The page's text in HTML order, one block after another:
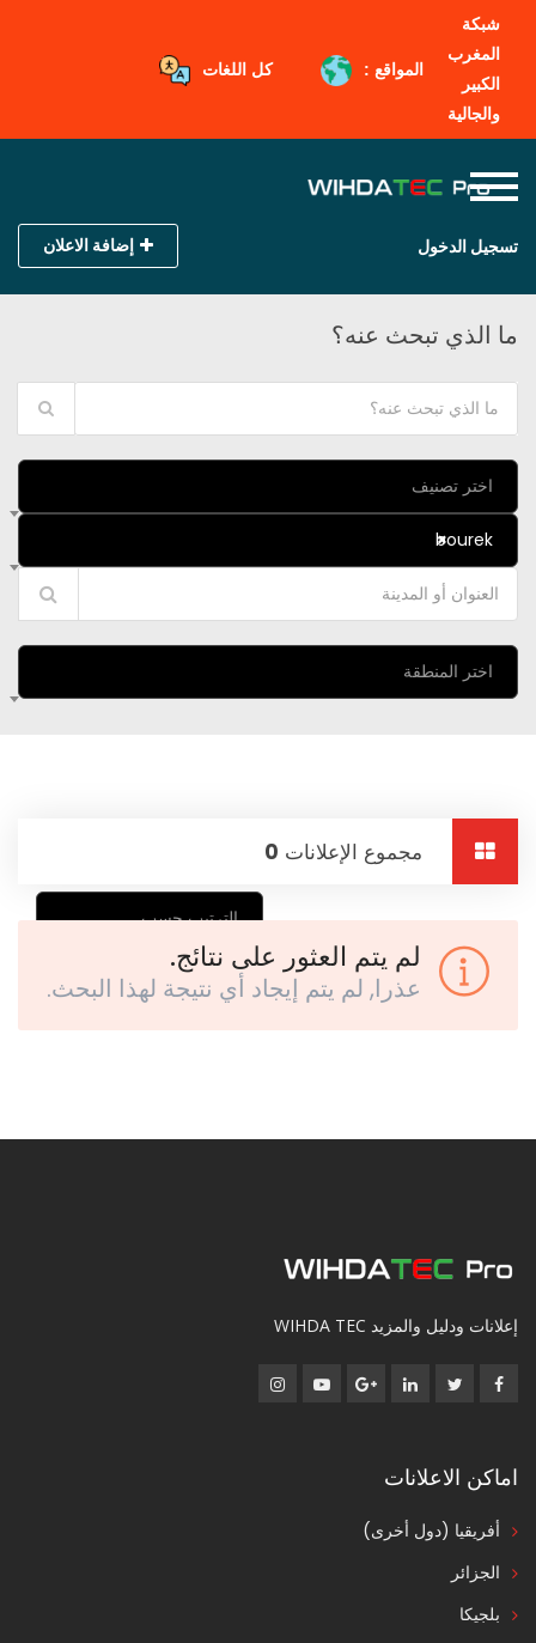
شبكة
المغرب
الكبير
والجالية
المواقع : كل اللغات
تسجيل الدخول إضافة الاعلان
ما الذي تبحث عنه؟
اختر تصنيف
×
bourek
اختر المنطقة
مجموع الإعلانات 0
الترتيب حسب
لم يتم العثور على نتائج.
عذرا, لم يتم إيجاد أي نتيجة لهذا البحث.
إعلانات ودليل والمزيد WIHDA TEC
اماكن الاعلانات
أفريقيا (دول أخرى)
الجزائر
بلجيكا